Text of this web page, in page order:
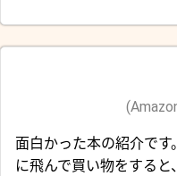
面白かった本の紹介で
に飛んで買い物をする